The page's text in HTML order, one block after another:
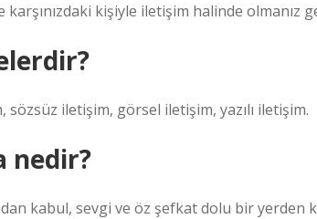
karşınızdaki kişiyle iletişim halinde olmanız
iletişim, görsel iletişim, yazılı iletişim.
nedir?
kabul, sevgi ve öz şefkat dolu bir yerden